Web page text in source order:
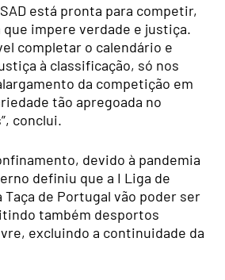
está pronta para competir,
impere verdade e justiça.
completar o calendário e
à classificação, só nos
da competição em
tão apregoada no
conclui.
devido à pandemia
definiu que a I Liga de
de Portugal vão poder ser
também desportos
excluindo a continuidade da